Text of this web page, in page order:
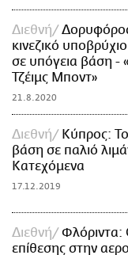
Διεθνή
κινεζικό
σε υπόγεια βάση -
Τζέιμς Μποντ»
21.8.2020
Διεθνή
Κύπρος:
βάση σε παλιό
Κατεχόμενα
17.12.2019
Διεθνή
Φλόριντα:
επίθεσης στην